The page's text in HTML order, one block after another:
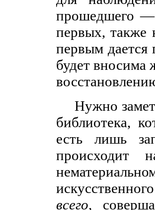
прошедшего —
первых, также
первым дается
будет вносима
Нужно
библиотека,
есть лишь
происходит
всего,